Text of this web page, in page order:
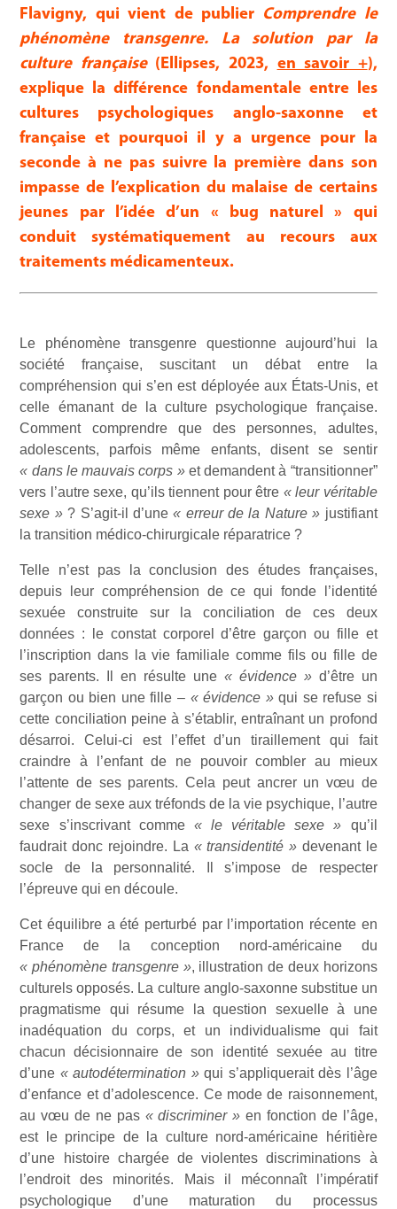
Flavigny, qui vient de publier Comprendre le
phénomène transgenre. La solution par la
culture française(Ellipses, 2023, en savoir +),
explique la différence fondamentale entre les
cultures psychologiques anglo-saxonne et
française et pourquoi il y a urgence pour la
seconde à ne pas suivre la première dans son
impasse de l’explication du malaise de certains
jeunes par l’idée d’un « bug naturel » qui
conduit systématiquement au recours aux
traitements médicamenteux.
Le phénomène transgenre questionne aujourd’hui la
société française, suscitant un débat entre la
compréhension qui s’en est déployée aux États-Unis, et
celle émanant de la culture psychologique française.
Comment comprendre que des personnes, adultes,
adolescents, parfois même enfants, disent se sentir
« dans le mauvais corps » et demandent à “transitionner”
vers l’autre sexe, qu’ils tiennent pour être « leur véritable
sexe »? S’agit-il d’une« erreur de la Nature » justifiant
la transition médico-chirurgicale réparatrice ?
Telle n’est pas la conclusion des études françaises,
depuis leur compréhension de ce qui fonde l’identité
sexuée construite sur la conciliation de ces deux
données : le constat corporel d’être garçon ou fille et
l’inscription dans la vie familiale comme fils ou fille de
ses parents. Il en résulte une « évidence » d’être un
garçon ou bien une fille – « évidence »qui se refuse si
cette conciliation peine à s’établir, entraînant un profond
désarroi. Celui-ci est l’effet d’un tiraillement qui fait
craindre à l’enfant de ne pouvoir combler au mieux
l’attente de ses parents. Cela peut ancrer un vœu de
changer de sexe aux tréfonds de la vie psychique, l’autre
sexe s’inscrivant comme « le véritable sexe » qu’il
faudrait donc rejoindre. La « transidentité » devenant le
socle de la personnalité. Il s’impose de respecter
l’épreuve qui en découle.
Cet équilibre a été perturbé par l’importation récente en
France de la conception nord-américaine du
« phénomène transgenre », illustration de deux horizons
culturels opposés. La culture anglo-saxonne substitue un
pragmatisme qui résume la question sexuelle à une
inadéquation du corps, et un individualisme qui fait
chacun décisionnaire de son identité sexuée au titre
d’une « autodétermination »qui s’appliquerait dès l’âge
d’enfance et d’adolescence. Ce mode de raisonnement,
au vœu de ne pas « discriminer »en fonction de l’âge,
est le principe de la culture nord-américaine héritière
d’une histoire chargée de violentes discriminations à
l’endroit des minorités. Mais il méconnaît l’impératif
psychologique d’une maturation du processus